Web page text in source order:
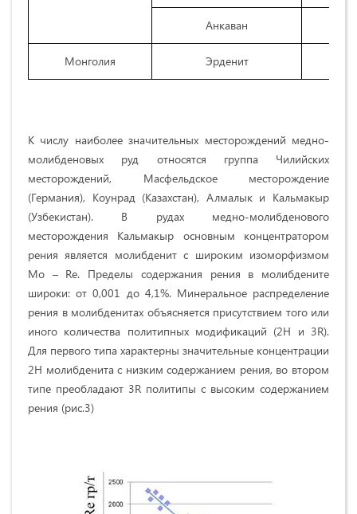
Анкаван
Монголия Эрденит
К числу наиболее значительных месторождений медно-
молибденовых руд относятся группа Чилийских
месторождений, Масфельдское месторождение
(Германия), Коунрад (Казахстан), Алмалык и Кальмакыр
(Узбекистан). В рудах медно-молибденового
месторождения Кальмакыр основным концентратором
рения является молибденит с широким изоморфизмом
Мо – Re. Пределы содержания рения в молибдените
широки: от 0,001 до 4,1%. Минеральное распределение
рения в молибденитах объясняется присутствием того или
иного количества политипных модификаций (2Н и 3R).
Для первого типа характерны значительные концентрации
2Н молибденита с низким содержанием рения, во втором
типе преобладают 3R политипы с высоким содержанием
рения (рис.3)